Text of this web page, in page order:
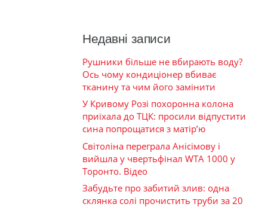
Недавні записи
Рушники більше не вбирають воду?
Ось чому кондиціонер вбиває
тканину та чим його замінити
У Кривому Розі похоронна колона
приїхала до ТЦК: просили відпустити
сина попрощатися з матір’ю
Світоліна переграла Анісімову і
вийшла у чвертьфінал WTA 1000 у
Торонто. Відео
Забудьте про забитий злив: одна
склянка солі прочистить труби за 20